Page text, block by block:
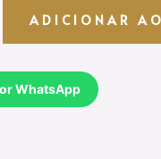
ADICIONAR
WhatsApp